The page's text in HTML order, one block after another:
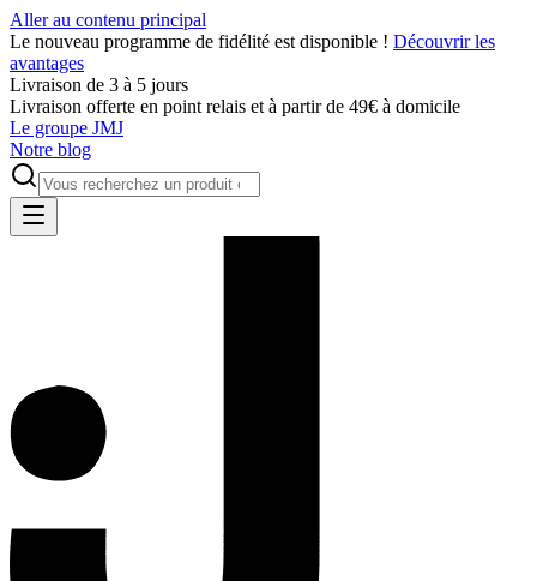
Aller au contenu principal
Le nouveau programme de fidélité est disponible ! Découvrir les
avantages
Livraison de 3 à 5 jours
Livraison offerte en point relais et à partir de 49€ à domicile
Le groupe JMJ
Notre blog